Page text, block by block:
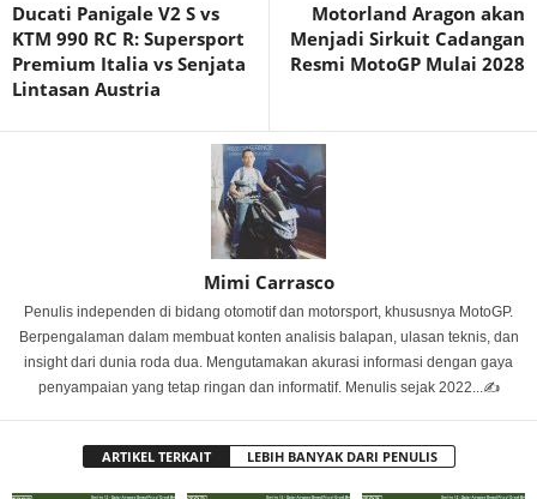
Ducati Panigale V2 S vs
KTM 990 RC R: Supersport
Premium Italia vs Senjata
Lintasan Austria
Motorland Aragon akan
Menjadi Sirkuit Cadangan
Resmi MotoGP Mulai 2028
Mimi Carrasco
Penulis independen di bidang otomotif dan motorsport, khususnya MotoGP.
Berpengalaman dalam membuat konten analisis balapan, ulasan teknis, dan
insight dari dunia roda dua. Mengutamakan akurasi informasi dengan gaya
penyampaian yang tetap ringan dan informatif. Menulis sejak 2022...✍️
ARTIKEL TERKAIT LEBIH BANYAK DARI PENULIS